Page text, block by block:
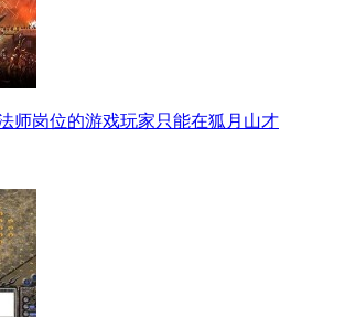
师岗位的游戏玩家只能在狐月山才